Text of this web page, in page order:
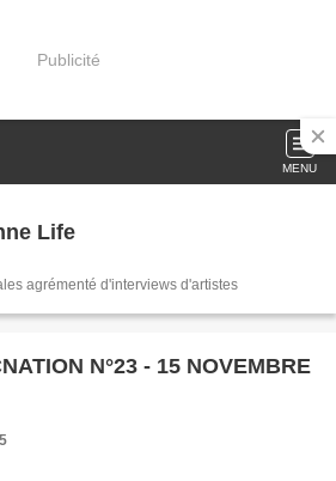
Publicité
MENU
Life
agrémenté d'interviews d'artistes
N°23 - 15 NOVEMBRE